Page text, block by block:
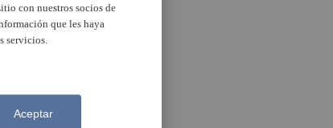
con nuestros socios de
que les haya
servicios.
Aceptar